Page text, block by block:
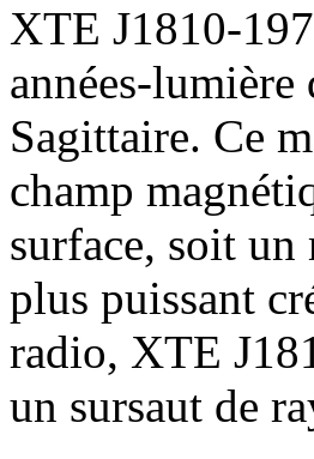
XTE J1810-
années-
Sagittaire. Ce
champ
surface, soit
plus puissant
radio, XTE
un sursaut de